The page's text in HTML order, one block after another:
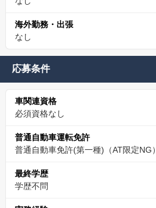
海外勤務・出張
なし
応募条件
車関連資格
必須資格なし
普通自動車運転免許
普通自動車免許(第一種)（AT限定NG）
最終学歴
学歴不問